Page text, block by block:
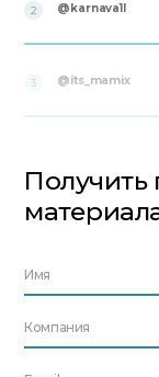
2 @karnava1l
3 @its_mamix